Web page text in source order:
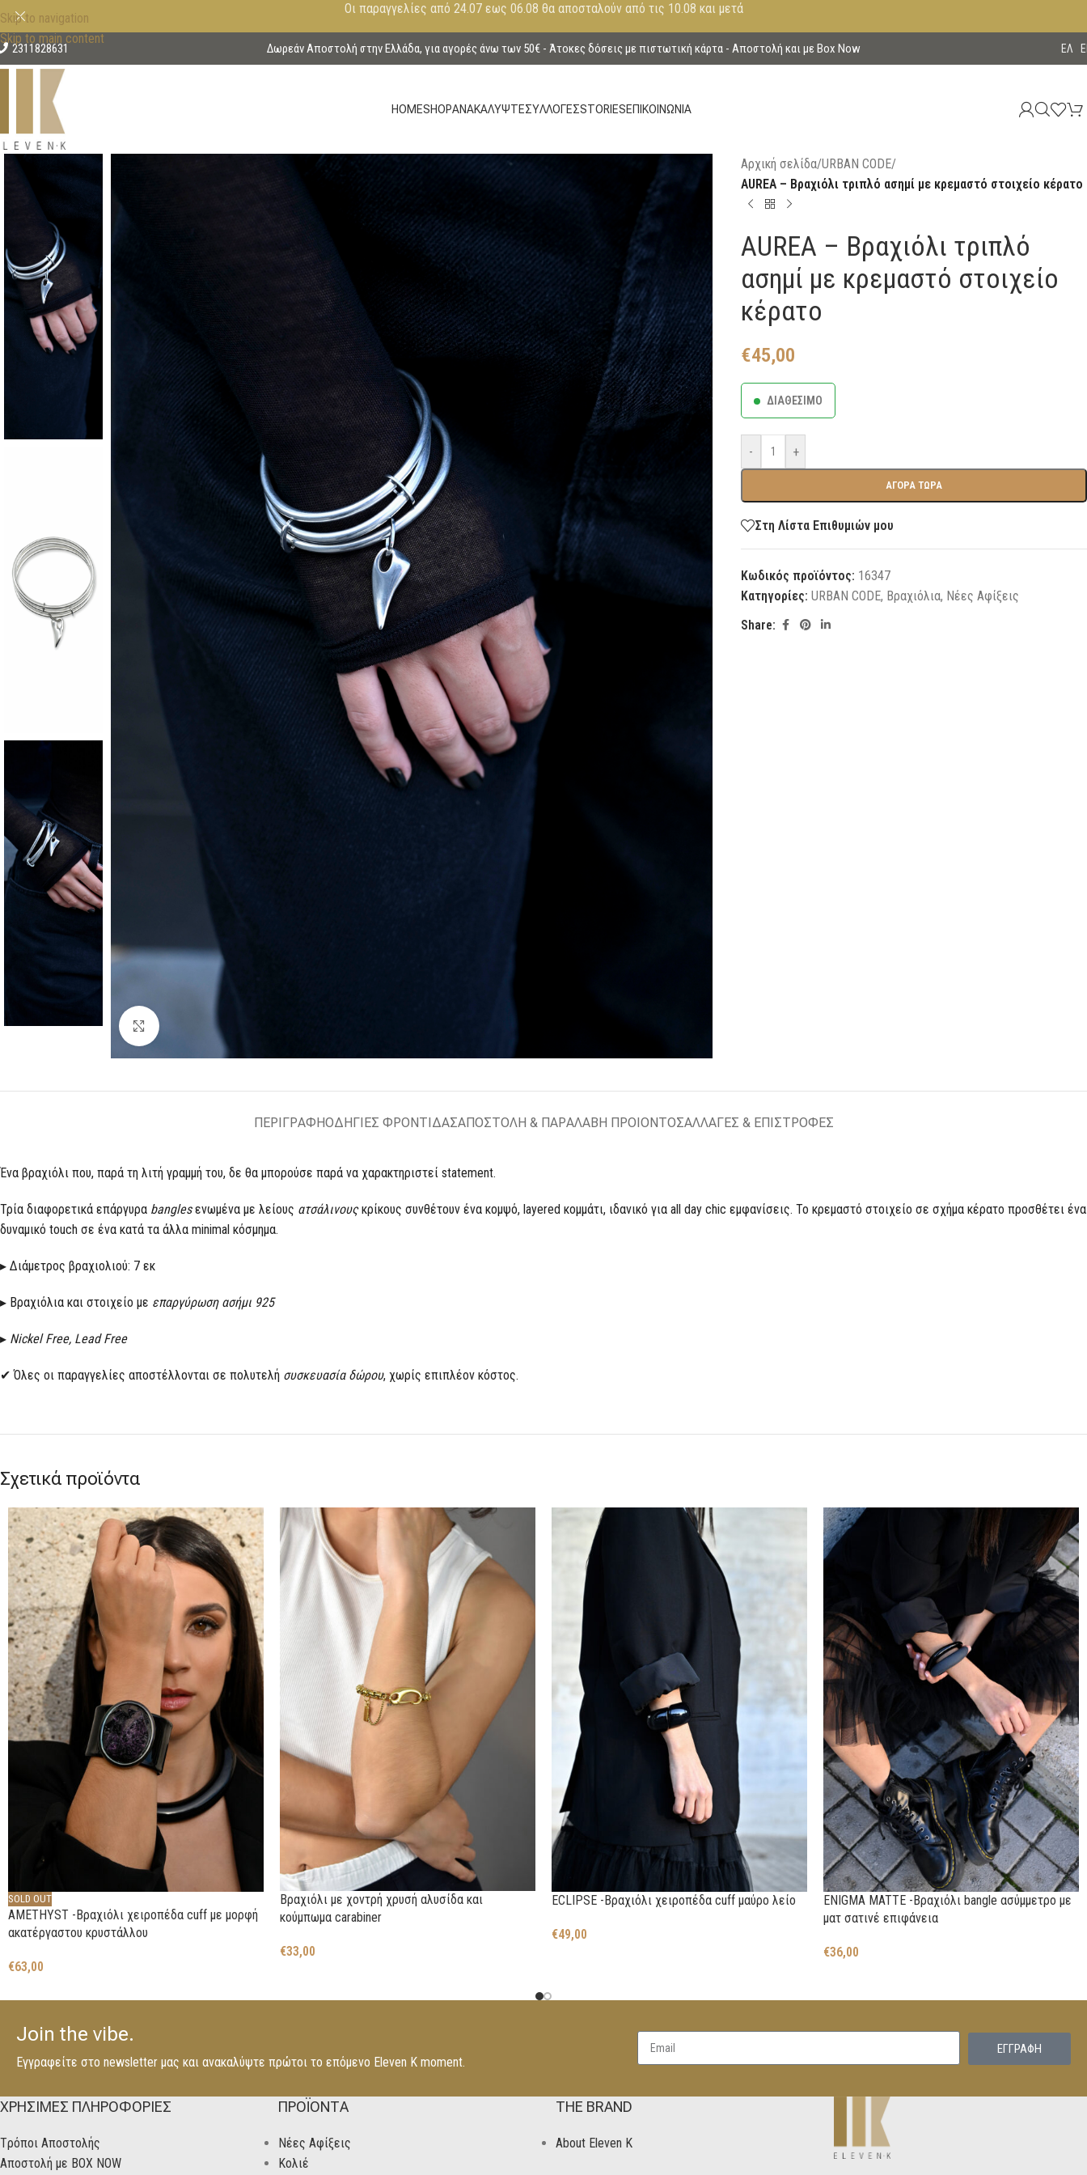
Skip to navigation
Skip to main content
Οι παραγγελίες από 24.07 εως 06.08 θα αποσταλούν από τις 10.08 και μετά
2311828631 Δωρεάν Αποστολή στην Ελλάδα, για αγορές άνω των 50€ - Άτοκες δόσεις με πιστωτική κάρτα - Aποστολή και με Box Now EΛ
HOMESHOPΑΝΑΚΑΛΥΨΤΕΣΥΛΛΟΓΕΣSTORIESΕΠΙΚΟΙΝΩΝΙΑ
Click to enlarge
Αρχική σελίδα/URBAN CODE/
AUREA – Βραχιόλι τριπλό ασημί με κρεμαστό στοιχείο κέρατο
AUREA – Βραχιόλι τριπλό
ασημί με κρεμαστό στοιχείο
κέρατο
€45,00
ΔΙΑΘΕΣΙΜΟ
- +
ΑΓΟΡΑ ΤΩΡΑ
Στη Λίστα Επιθυμιών μου
Κωδικός προϊόντος: 16347
Κατηγορίες: URBAN CODE, Βραχιόλια, Νέες Αφίξεις
Share:
ΠΕΡΙΓΡΑΦΗΟΔΗΓΙΕΣ ΦΡΟΝΤΙΔΑΣΑΠΟΣΤΟΛΗ & ΠΑΡΑΛΑΒΗ ΠΡΟΙΟΝΤΟΣΑΛΛΑΓΕΣ & ΕΠΙΣΤΡΟΦΕΣ
Ένα βραχιόλι που, παρά τη λιτή γραμμή του, δε θα μπορούσε παρά να χαρακτηριστεί statement.
Τρία διαφορετικά επάργυρα banglesενωμένα με λείους ατσάλινουςκρίκους συνθέτουν ένα κομψό, layered κομμάτι, ιδανικό για all day chic εμφανίσεις. Το κρεμαστό στοιχείο σε σχήμα κέρατο προσθέτει ένα
δυναμικό touch σε ένα κατά τα άλλα minimal κόσμημα.
▸ Διάμετρος βραχιολιού: 7 εκ
▸ Βραχιόλια και στοιχείο με επαργύρωση ασήμι 925
▸ Nickel Free, Lead Free
✔ Όλες οι παραγγελίες αποστέλλονται σε πολυτελή συσκευασία δώρου, χωρίς επιπλέον κόστος.
Σχετικά προϊόντα
SOLD OUT
AMETHYST -Βραχιόλι χειροπέδα cuff με μορφή
ακατέργαστου κρυστάλλου
€63,00
Βραχιόλι με χοντρή χρυσή αλυσίδα και
κούμπωμα carabiner
€33,00
ECLIPSE -Βραχιόλι χειροπέδα cuff μαύρο λείο
€49,00
ENIGMA MATTE -Βραχιόλι bangle ασύμμετρο με
ματ σατινέ επιφάνεια
€36,00
Join the vibe.
Εγγραφείτε στο newsletter μας και ανακαλύψτε πρώτοι το επόμενο Eleven K moment.
EΓΓΡΑΦΗ
ΧΡΗΣΙΜΕΣ ΠΛΗΡΟΦΟΡΙΕΣ
Tρόποι Αποστολής
Αποστολή με BOX NOW
ΠΡΟΪΟΝΤΑ
Νέες Αφίξεις
Κολιέ
THE BRAND
About Eleven K